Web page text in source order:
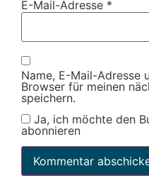
E-Mail-Adresse *
Name, E-Mail-Adresse
Browser für meinen
speichern.
Ja, ich möchte den
abonnieren